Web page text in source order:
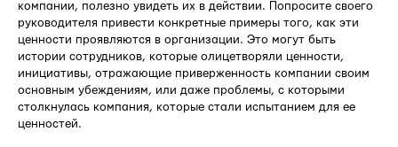
компании, полезно увидеть их в действии. Попросите своего
руководителя привести конкретные примеры того, как эти
ценности проявляются в организации. Это могут быть
истории сотрудников, которые олицетворяли ценности,
инициативы, отражающие приверженность компании своим
основным убеждениям, или даже проблемы, с которыми
столкнулась компания, которые стали испытанием для ее
ценностей.